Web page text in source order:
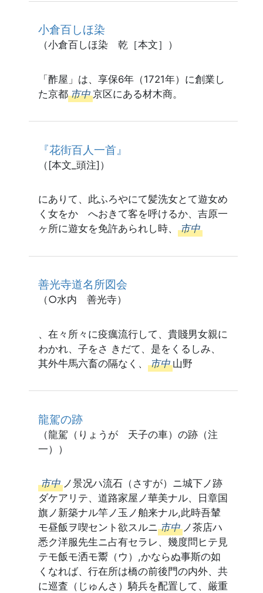
小倉百しほ染
（小倉百しほ染 乾［本文］）
「酢屋」は、享保6年（1721年）に創業し
た京都 市中 京区にある材木商。
『花街百人一首』
（[本文_頭注]）
にありて、此ふろやにて髪洗女とて遊女め
く女をかゝへおきて客を呼けるか、吉原一
ヶ所に遊女を免許あられし時、 市中
善光寺道名所図会
（○水内 善光寺）
、在々所々に疫癘流行して、貴賤男女親に
わかれ、子をさ きだて、是をくるしみ、
其外牛馬六畜の隔なく、 市中 山野
龍駕の跡
（龍駕（りょうが 天子の車）の跡（注
一））
市中 ノ景况ハ流石（さすが）ニ城下ノ跡
ダケアリテ、道路家屋ノ華美ナル、日章国
旗ノ新築ナル竿ノ玉ノ舶来ナル,此時吾輦
モ昼飯ヲ喫セント欲スルニ 市中 ノ茶店ハ
悉ク洋服先生ニ占有セラレ、幾度問ヒテ見
テモ飯モ洒モ鬻（ウ）,かならぬ事斯の如
くなれば、行在所は橋の前後門の内外、共
に巡査（じゅんさ）騎兵を配置して、厳重